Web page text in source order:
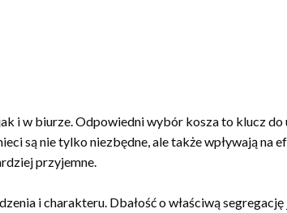
i w biurze. Odpowiedni wybór kosza to klucz
są nie tylko niezbędne, ale także wpływają na
przyjemne.
i charakteru. Dbałość o właściwą